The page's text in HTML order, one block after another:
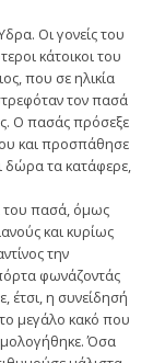
Οι γονείς του
κάτοικοι του
που σε ηλικία
τον πασά
Ο πασάς πρόσεξε
και προσπάθησε
δώρα τα κατάφερε,
του πασά, όμως
και κυρίως
την
φωνάζοντάς
έτσι, η συνείδησή
μεγάλο κακό που
Όσα